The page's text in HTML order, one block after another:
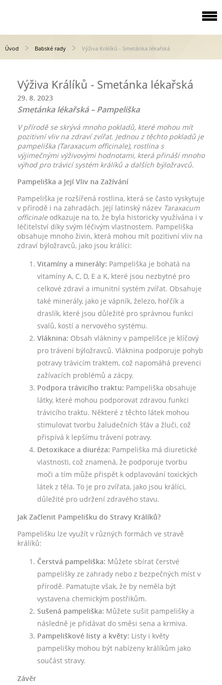
Úvod Babské rady Výživa Králíků - Smetánka lékařská
Výživa Králíků - Smetánka lékařská
29. 8. 2023
Smetánka lékařská – Pampeliška
V přírodě se skrývá mnoho pokladů, které mohou mít
pozitivní vliv na zdraví zvířat. Jednou z těchto pokladů je
pampeliška (Taraxacum officinale), rostlina s
výjimečnými výživovými hodnotami, která přináší mnoho
výhod pro trávicí systém králíků a dalších býložravců.
Pampeliška a Její Vliv na Zažívání
Pampeliška je rozšířená rostlina, která se často vyskytuje
v přírodě i na zahradách. Její latinský název Taraxacum
officinaleodkazuje na to, že byla historicky využívána i v
léčitelství díky svým léčivým vlastnostem. Pampeliška
obsahuje mnoho živin, která mohou mít pozitivní vliv na
zdraví býložravců, jako jsou králíci:
Vitamíny a minerály: Pampeliška je bohatá na
vitamíny A, C, D, E a K, které jsou nezbytné pro
celkové zdraví a imunitní systém zvířat. Obsahuje
také minerály, jako je vápník, železo, hořčík a
draslík, které jsou důležité pro správnou funkci
svalů, kostí a nervového systému.
Vláknina: Obsah vlákniny v pampelišce je klíčový
pro trávení býložravců. Vláknina podporuje pohyb
potravy trávicím traktem, což napomáhá prevenci
zažívacích problémů a zácpy.
Podpora trávicího traktu: Pampeliška obsahuje
látky, které mohou podporovat zdravou funkci
trávicího traktu. Některé z těchto látek mohou
stimulovat tvorbu žaludečních šťáv a žluči, což
přispívá k lepšímu trávení potravy.
Detoxikace a diuréza: Pampeliška má diuretické
vlastnosti, což znamená, že podporuje tvorbu
moči a tím může přispět k odplavování toxických
látek z těla. To je pro zvířata, jako jsou králíci,
důležité pro udržení zdravého stavu.
Jak Začlenit Pampelišku do Stravy Králíků?
Pampelišku lze využít v různých formách ve stravě
králíků:
Čerstvá pampeliška: Můžete sbírat čerstvé
pampelišky ze zahrady nebo z bezpečných míst v
přírodě. Pamatujte však, že by neměla být
vystavena chemickým postřikům.
Sušená pampeliška: Můžete sušit pampelišky a
následně je přidávat do směsi sena a krmiva.
Pampeliškové listy a květy: Listy i květy
pampelišky mohou být nabízeny králíkům jako
součást stravy.
Závěr